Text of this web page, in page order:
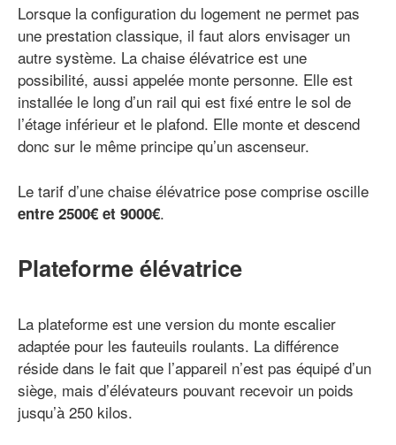
Lorsque la configuration du logement ne permet pas
une prestation classique, il faut alors envisager un
autre système. La chaise élévatrice est une
possibilité, aussi appelée monte personne. Elle est
installée le long d’un rail qui est fixé entre le sol de
l’étage inférieur et le plafond. Elle monte et descend
donc sur le même principe qu’un ascenseur.
Le tarif d’une chaise élévatrice pose comprise oscille
entre 2500€ et 9000€.
Plateforme élévatrice
La plateforme est une version du monte escalier
adaptée pour les fauteuils roulants. La différence
réside dans le fait que l’appareil n’est pas équipé d’un
siège, mais d’élévateurs pouvant recevoir un poids
jusqu’à 250 kilos.